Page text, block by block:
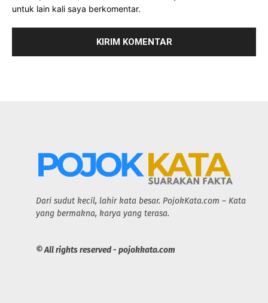
untuk lain kali saya berkomentar.
Dari sudut kecil, lahir kata besar. PojokKata.com – Kata
yang bermakna, karya yang terasa.
© All rights reserved - pojokkata.com